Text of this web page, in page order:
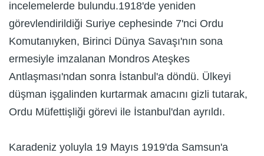
incelemelerde bulundu.1918'de yeniden
görevlendirildiği Suriye cephesinde 7'nci Ordu
Komutanıyken, Birinci Dünya Savaşı'nın sona
ermesiyle imzalanan Mondros Ateşkes
Antlaşması'ndan sonra İstanbul'a döndü. Ülkeyi
düşman işgalinden kurtarmak amacını gizli tutarak,
Ordu Müfettişliği görevi ile İstanbul'dan ayrıldı.
Karadeniz yoluyla 19 Mayıs 1919'da Samsun'a